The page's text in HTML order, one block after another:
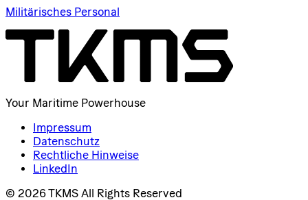
Militärisches Personal
Your Maritime Powerhouse
Impressum
Datenschutz
Rechtliche Hinweise
LinkedIn
© 2026 TKMS All Rights Reserved